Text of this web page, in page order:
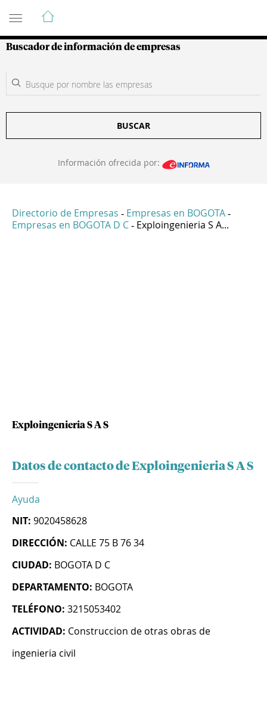
Guía de Empresas Colombianas
Buscador de información de empresas
BUSCAR
Información ofrecida por:
Directorio de Empresas - Empresas en BOGOTA -
Empresas en BOGOTA D C - Exploingenieria S A...
Exploingenieria S A S
Datos de contacto de Exploingenieria S A S
Ayuda
NIT: 9020458628
DIRECCIÓN: CALLE 75 B 76 34
CIUDAD: BOGOTA D C
DEPARTAMENTO: BOGOTA
TELÉFONO: 3215053402
ACTIVIDAD: Construccion de otras obras de
ingenieria civil